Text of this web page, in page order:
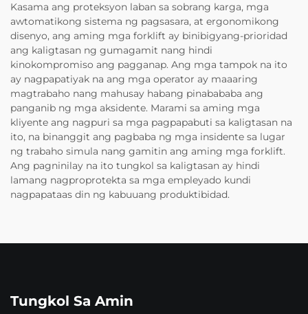
Kasama ang proteksyon laban sa sobrang karga, mga
awtomatikong sistema ng pagsasara, at ergonomikong
disenyo, ang aming mga forklift ay binibigyang-prioridad
ang kaligtasan ng gumagamit nang hindi
kinokompromiso ang pagganap. Ang mga tampok na ito
ay nagpapatiyak na ang mga operator ay maaaring
magtrabaho nang mahusay habang pinabababa ang
panganib ng mga aksidente. Marami sa aming mga
kliyente ang nagpuri sa mga pagpapabuti sa kaligtasan na
ito, na binanggit ang pagbaba ng mga insidente sa lugar
ng trabaho simula nang gamitin ang aming mga forklift.
Ang pagninilay na ito tungkol sa kaligtasan ay hindi
lamang nagproprotekta sa mga empleyado kundi
nagpapataas din ng kabuuang produktibidad.
Tungkol Sa Amin